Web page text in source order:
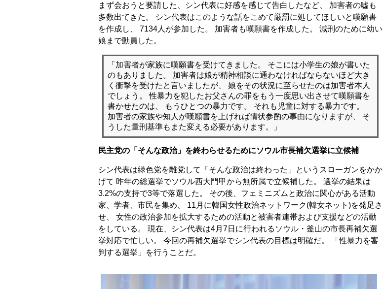
まず会おうと要請した、シン代表に好感を感じて告白したなど、 加害者の嘘も
多数出てきた。 シン代表はこのような話をこめて厳罰に処してほしいと嘆願書
を作成し、 7134人が参加した。 加害者も嘆願書を作成した。 減刑のために幼い
娘まで動員した。
「加害者が家族に嘆願書を受けてきました。 そこには小学生の娘が書いた
のもありました。 加害者は娘が精神相談に通わなければならないほど大き
く衝撃を受けたと言いましたが、 娘をその状況に至らせたのは加害者本人
でしょう。 性暴力を犯したお父さんの罪をもう一度思い出させて嘆願書を
書かせたのは、 もうひとつの暴力です。 それも児童に対する暴力です。
加害者の家族や知人が嘆願書を上げれば情状参酌の事由になりますが、 そ
うした量刑基準もまた変える必要があります。」
民主党の「そんな政治」を終わらせるためにソウル市長補欠選挙に立候補
シン代表は緑色党を離党して「そんな政治は終わった」というスローガンをかか
げて 昨年の総選挙でソウル西大門甲から無所属で立候補した。 選挙の結果は
3.2%の支持で3等で落選した。 その後、フェミニズムと政治に関心がある活動
家、学者、市民を集め、 11月に韓国女性政治ネットワーク(韓女ネット)を発足さ
せ、 女性の政治参加を拡大するための活動と被害者連帯および支援などの活動
をしている。 現在、シン代表は4月7日に行われるソウル・釜山の市長再補欠選
挙対応で忙しい。 今回の再補欠選挙でシン代表の目標は明確だ。 「性暴力を審
判する選挙」を行うことだ。